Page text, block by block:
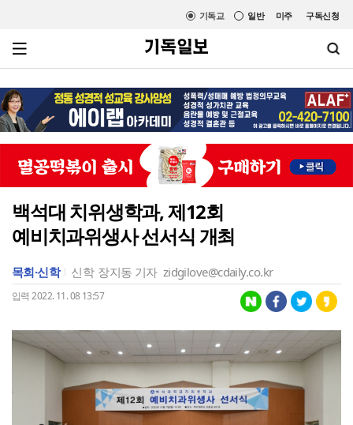
미주 구독신청
일반
기독교
백석대 치위생학과, 제12회
예비치과위생사 선서식 개최
목회·신학 신학 장지동 기자 zidgilove@cdaily.co.kr
입력 2022. 11. 08 13:57